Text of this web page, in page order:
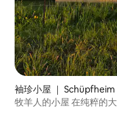
袖珍小屋 ｜ Schüpfheim
牧羊人的小屋 在纯粹的